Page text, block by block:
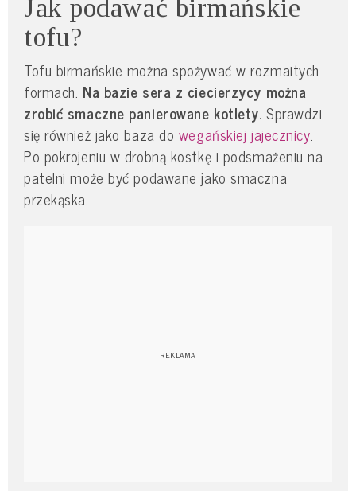
Jak podawać birmańskie
tofu?
Tofu birmańskie można spożywać w rozmaitych
formach. Na bazie sera z ciecierzycy można
zrobić smaczne panierowane kotlety. Sprawdzi
się również jako baza do wegańskiej jajecznicy.
Po pokrojeniu w drobną kostkę i podsmażeniu na
patelni może być podawane jako smaczna
przekąska.